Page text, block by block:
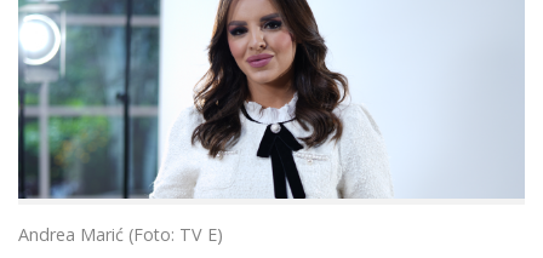
Andrea Marić (Foto: TV E)